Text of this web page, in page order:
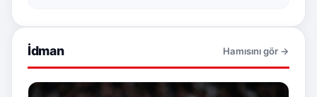
İdman Hamısını gör →